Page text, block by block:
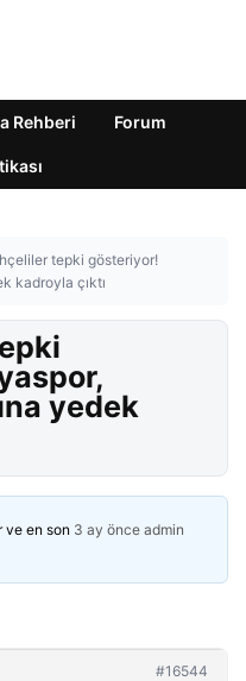
Rehberi Forum
tepki gösteriyor!
kadroyla çıktı
yedek
ve en son 3 ay önce admin
#16544